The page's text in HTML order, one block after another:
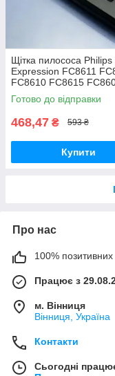
Щітка пилососа Philips
Expression FC8611
FC8610 FC8615
FC8602 FC8604
FC8612 FC8619
Готово до відправки
468,47 ₴ 593 ₴
Купити
Про нас
100% позитивних
Працює з
м. Вінниця
Вінниця, Україна
Контакти
Сьогодні